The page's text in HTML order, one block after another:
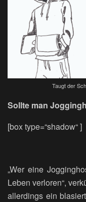
Taugt der
Sollte man
[box type=“shadow“ ]
„Wer eine
Leben verloren“,
allerdings ein